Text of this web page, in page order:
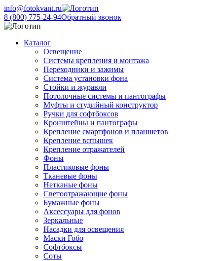
info@fotokvant.ru
8 (800) 775-24-94Обратный звонок
Каталог
Освещение
Системы крепления и монтажа
Переходники и зажимы
Система установки фона
Стойки и журавли
Потолочные системы и пантографы
Муфты и студийный конструктор
Ручки для софтбоксов
Кронштейны и пантографы
Крепление смартфонов и планшетов
Крепление вспышек
Крепление отражателей
Фоны
Пластиковые фоны
Тканевые фоны
Нетканые фоны
Светоотражающие фоны
Бумажные фоны
Аксессуары для фонов
Зеркальные
Насадки для освещения
Маски Гобо
Софтбоксы
Соты